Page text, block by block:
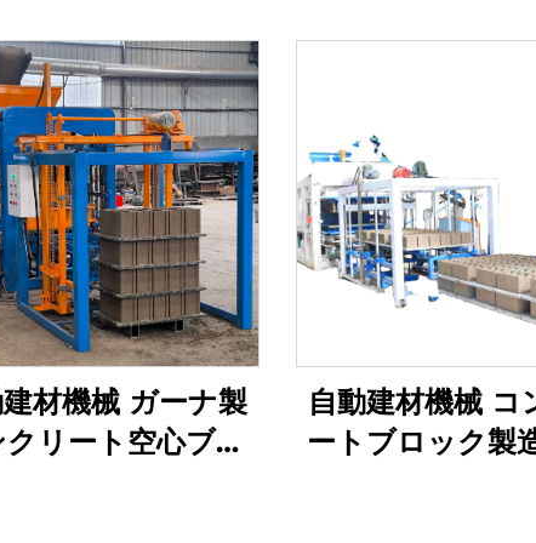
材機械 ガーナ製
クリート空心ブロ
自動建材機械 コ
ートブロック製